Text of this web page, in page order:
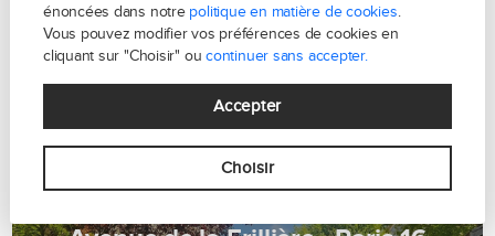
énoncées dans notre politique en matière de cookies.
Vous pouvez modifier vos préférences de cookies en
cliquant sur "Choisir" oucontinuer sans accepter.
Accepter
Choisir